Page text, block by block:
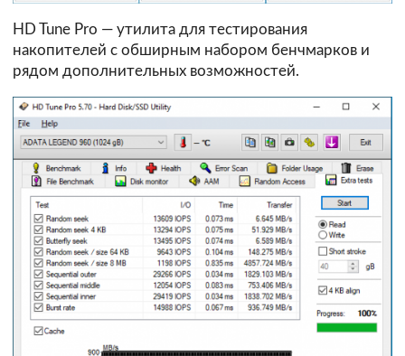
HD Tune Pro — утилита для тестирования
накопителей с обширным набором бенчмарков и
рядом дополнительных возможностей.